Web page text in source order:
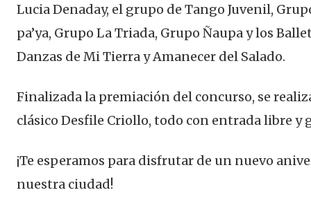
Lucia Denaday, el grupo de Tango Juvenil,
pa’ya, Grupo La Triada, Grupo Ñaupa y los
Danzas de Mi Tierra y Amanecer del Salado.
Finalizada la premiación del concurso, se
clásico Desfile Criollo, todo con entrada libre y
¡Te esperamos para disfrutar de un nuevo
nuestra ciudad!